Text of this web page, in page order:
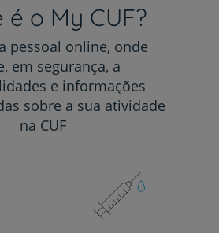
é o My CUF?
pessoal online, onde
em segurança, a
e informações
sobre a sua atividade
na CUF